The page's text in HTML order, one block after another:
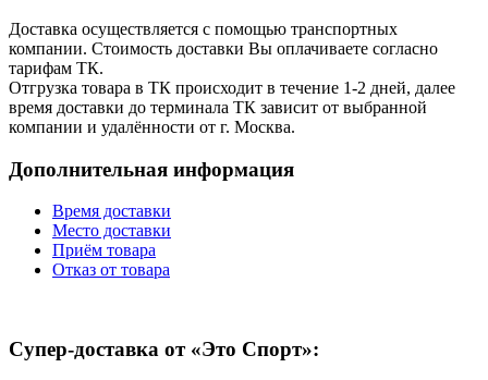
Доставка осуществляется с помощью транспортных
компании. Стоимость доставки Вы оплачиваете согласно
тарифам ТК.
Отгрузка товара в ТК происходит в течение 1-2 дней, далее
время доставки до терминала ТК зависит от выбранной
компании и удалённости от г. Москва.
Дополнительная информация
Время доставки
Место доставки
Приём товара
Отказ от товара
Супер-доставка от «Это Спорт»: